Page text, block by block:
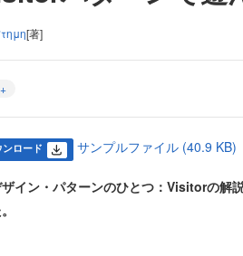
[著]
ンロード サンプルファイル (40.9 KB)
イン・パターンのひとつ：Visitorの解